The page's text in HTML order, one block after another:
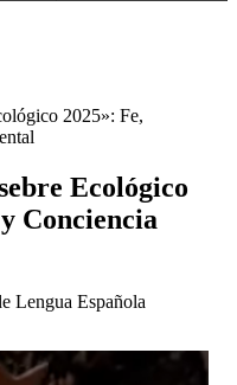
2025»: Fe,
Ecológico
Conciencia
Lengua Española